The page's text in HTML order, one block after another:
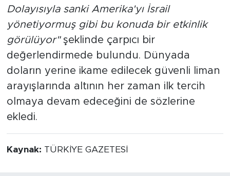
Dolayısıyla sanki Amerika'yı İsrail
yönetiyormuş gibi bu konuda bir etkinlik
görülüyor"şeklinde çarpıcı bir
değerlendirmede bulundu. Dünyada
doların yerine ikame edilecek güvenli liman
arayışlarında altının her zaman ilk tercih
olmaya devam edeceğini de sözlerine
ekledi.
Kaynak: TÜRKİYE GAZETESİ